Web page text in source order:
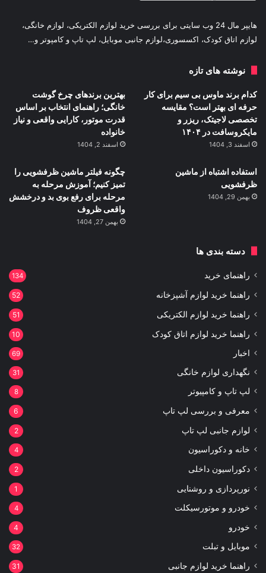
هایپر مال 24 وب سایتی برای بررسی خرید لوازم الکتریکی، لوازم خانگی،
لوازم اتاق کودک، اکسسوری،لوازم جانبی موبایل، لپ تاپ و کامپوتر و…
نوشته های تازه
کدام برند ماوس بی سیم برای کار
حرفه ای بهتر است؟ مقایسه
تخصصی لاجیتک، ریزر و
مایکروسافت در ۱۴۰۴
اسفند 3, 1404
بهترین برندهای چرخ گوشت
خانگی؛ راهنمای انتخاب بر اساس
قدرت موتور، کارایی واقعی و نیاز
خانواده
اسفند 2, 1404
استفاده اشتباه از ماشین
ظرفشویی
بهمن 29, 1404
چگونه فیلتر ماشین ظرفشویی را
تمیز کنیم؛ آموزش مرحله به
مرحله برای رفع بوی بد و درخشش
واقعی ظروف
بهمن 27, 1404
دسته بندی ها
راهنمای خرید 134
راهنما خرید لوازم آشپزخانه 52
راهنما خرید لوازم الکتریکی 51
راهنما خرید لوازم اتاق کودک 10
اخبار 69
نگهداری لوازم خانگی 31
لپ تاپ و کامپیوتر 8
معرفی و بررسی لپ تاپ 6
لوازم جانبی لپ تاپ 2
خانه و دکوراسیون 4
دکوراسیون داخلی 2
نورپردازی و روشنایی 1
خودرو و موتورسیکلت 4
خودرو 4
موبایل و تبلت 32
راهنما خرید لوازم جانبی 31